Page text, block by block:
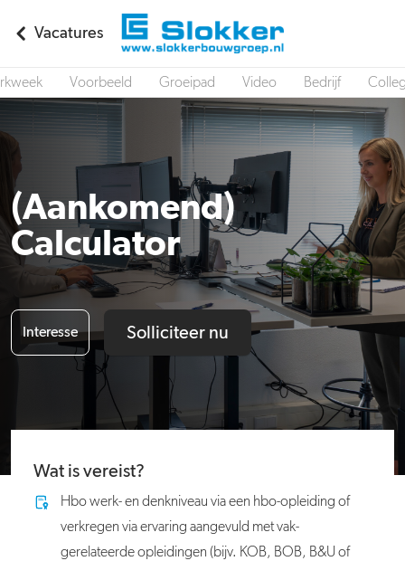
Vacatures
Voorbeeld Groeipad Video Bedrijf
(Aankomend)
Calculator
Interesse Solliciteer nu
Wat is vereist?
Hbo werk- en denkniveau via een hbo-opleiding of
verkregen via ervaring aangevuld met vak-
gerelateerde opleidingen (bijv. KOB, BOB, B&U of